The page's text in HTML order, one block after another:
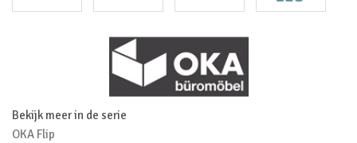
Bekijk meer in de serie
OKA Flip